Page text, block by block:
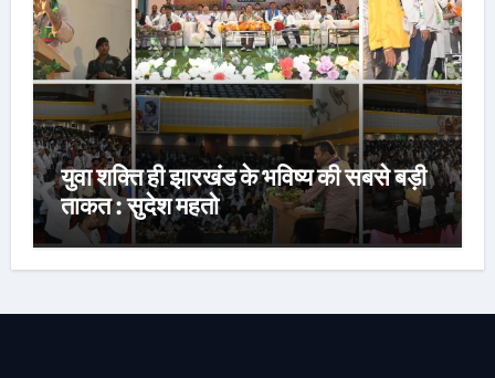
युवा शक्ति ही झारखंड के भविष्य की सबसे बड़ी
ताकत : सुदेश महतो